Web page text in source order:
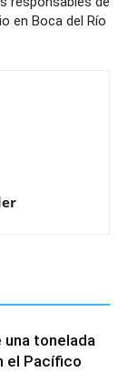
en Boca del Río
una tonelada
el Pacífico